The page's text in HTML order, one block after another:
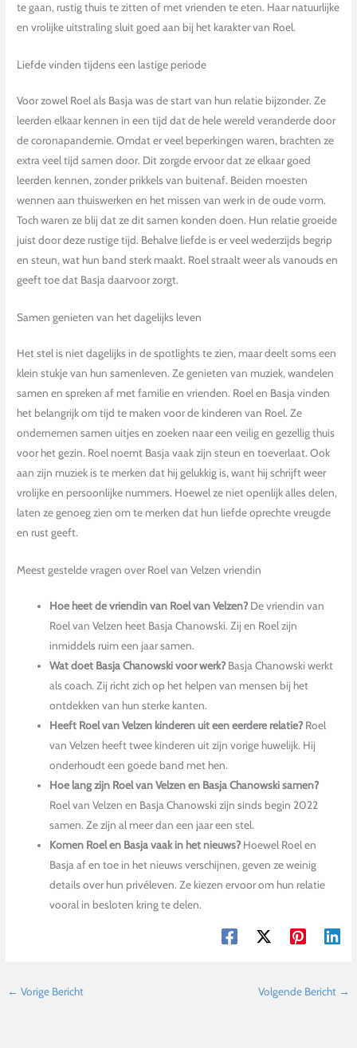
te gaan, rustig thuis te zitten of met vrienden te eten. Haar natuurlijke
en vrolijke uitstraling sluit goed aan bij het karakter van Roel.
Liefde vinden tijdens een lastige periode
Voor zowel Roel als Basja was de start van hun relatie bijzonder. Ze
leerden elkaar kennen in een tijd dat de hele wereld veranderde door
de coronapandemie. Omdat er veel beperkingen waren, brachten ze
extra veel tijd samen door. Dit zorgde ervoor dat ze elkaar goed
leerden kennen, zonder prikkels van buitenaf. Beiden moesten
wennen aan thuiswerken en het missen van werk in de oude vorm.
Toch waren ze blij dat ze dit samen konden doen. Hun relatie groeide
juist door deze rustige tijd. Behalve liefde is er veel wederzijds begrip
en steun, wat hun band sterk maakt. Roel straalt weer als vanouds en
geeft toe dat Basja daarvoor zorgt.
Samen genieten van het dagelijks leven
Het stel is niet dagelijks in de spotlights te zien, maar deelt soms een
klein stukje van hun samenleven. Ze genieten van muziek, wandelen
samen en spreken af met familie en vrienden. Roel en Basja vinden
het belangrijk om tijd te maken voor de kinderen van Roel. Ze
ondernemen samen uitjes en zoeken naar een veilig en gezellig thuis
voor het gezin. Roel noemt Basja vaak zijn steun en toeverlaat. Ook
aan zijn muziek is te merken dat hij gelukkig is, want hij schrijft weer
vrolijke en persoonlijke nummers. Hoewel ze niet openlijk alles delen,
laten ze genoeg zien om te merken dat hun liefde oprechte vreugde
en rust geeft.
Meest gestelde vragen over Roel van Velzen vriendin
Hoe heet de vriendin van Roel van Velzen? De vriendin van
Roel van Velzen heet Basja Chanowski. Zij en Roel zijn
inmiddels ruim een jaar samen.
Wat doet Basja Chanowski voor werk? Basja Chanowski werkt
als coach. Zij richt zich op het helpen van mensen bij het
ontdekken van hun sterke kanten.
Heeft Roel van Velzen kinderen uit een eerdere relatie? Roel
van Velzen heeft twee kinderen uit zijn vorige huwelijk. Hij
onderhoudt een goede band met hen.
Hoe lang zijn Roel van Velzen en Basja Chanowski samen?
Roel van Velzen en Basja Chanowski zijn sinds begin 2022
samen. Ze zijn al meer dan een jaar een stel.
Komen Roel en Basja vaak in het nieuws? Hoewel Roel en
Basja af en toe in het nieuws verschijnen, geven ze weinig
details over hun privéleven. Ze kiezen ervoor om hun relatie
vooral in besloten kring te delen.
← Vorige Bericht Volgende Bericht →